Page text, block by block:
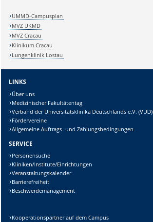
UMMD-Campusplan
MVZ UKMD
MVZ Cracau
Klinikum Cracau
Lungenklinik Lostau
LINKS
Über uns
Medizinischer Fakultätentag
Verband der Universitätsklinika Deutschlands e.V. (VUD)
Fördervereine
Allgemeine Auftrags- und Zahlungsbedingungen
SERVICE
Personensuche
Kliniken/Institute/Einrichtungen
Veranstaltungskalender
Barrierefreiheit
Beschwerdemanagement
Kooperationspartner auf dem Campus